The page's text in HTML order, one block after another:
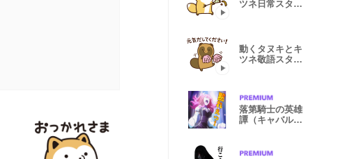
ツネ日常スタン
動くタヌキとキ
ツネ敬語スタン
落第騎士の英雄
譚（キャバルリ